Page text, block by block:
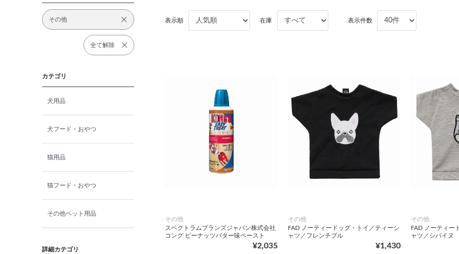
その他
全て解除
カテゴリ
犬用品
犬フード・おやつ
猫用品
猫フード・おやつ
その他ペット用品
詳細カテゴリ
表示順 在庫 表示件数
その他
スペクトラムブランズジャパン株式会社
コング ピーナッツバター味ペースト
¥2,035
その他
FAD ノーティードッグ・トイ／ティーシ
ャツ／フレンチブル
¥1,430
その他
FAD ノーティー
ャツ／シバイヌ